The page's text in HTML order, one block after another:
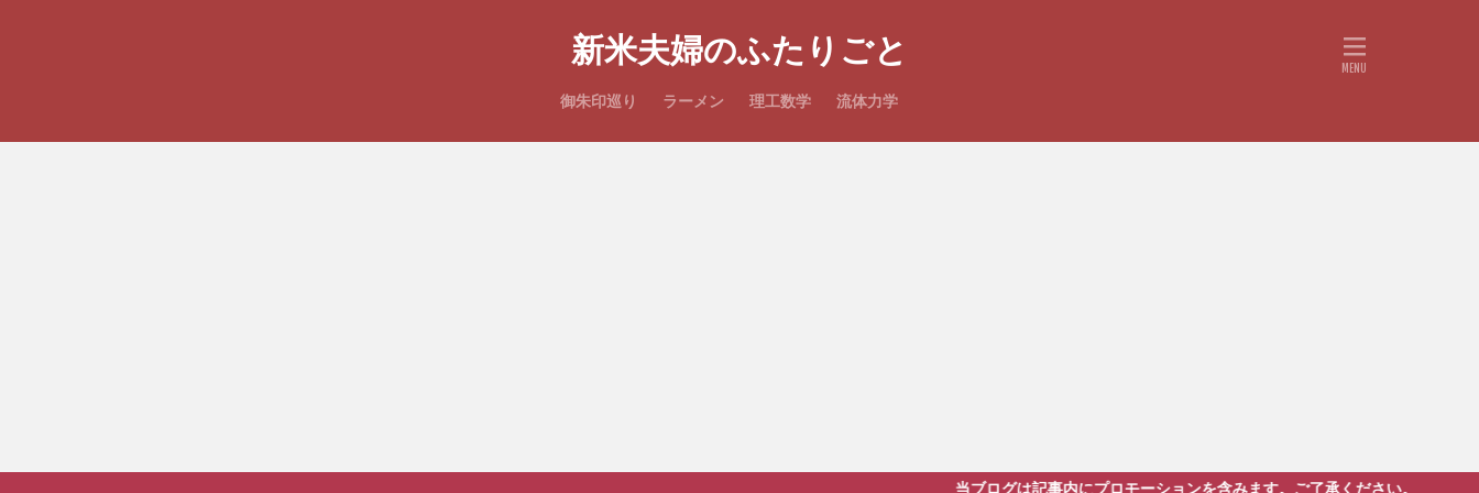
新米夫婦のふたりごと
御朱印巡り ラーメン 理工数学 流体力学
当ブログは記事内にプロモーションを含みます。ご了承ください。